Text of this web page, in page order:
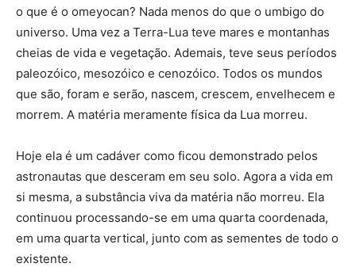
o que é o omeyocan? Nada menos do que o umbigo do
universo. Uma vez a Terra-Lua teve mares e montanhas
cheias de vida e vegetação. Ademais, teve seus períodos
paleozóico, mesozóico e cenozóico. Todos os mundos
que são, foram e serão, nascem, crescem, envelhecem e
morrem. A matéria meramente física da Lua morreu.
Hoje ela é um cadáver como ficou demonstrado pelos
astronautas que desceram em seu solo. Agora a vida em
si mesma, a substância viva da matéria não morreu. Ela
continuou processando-se em uma quarta coordenada,
em uma quarta vertical, junto com as sementes de todo o
existente.